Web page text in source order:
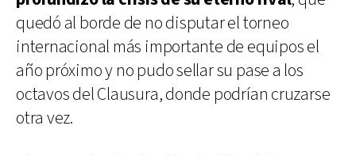
quedó al borde de no disputar el torneo
internacional más importante de equipos el
año próximo y no pudo sellar su pase a los
octavos del Clausura, donde podrían cruzarse
otra vez.